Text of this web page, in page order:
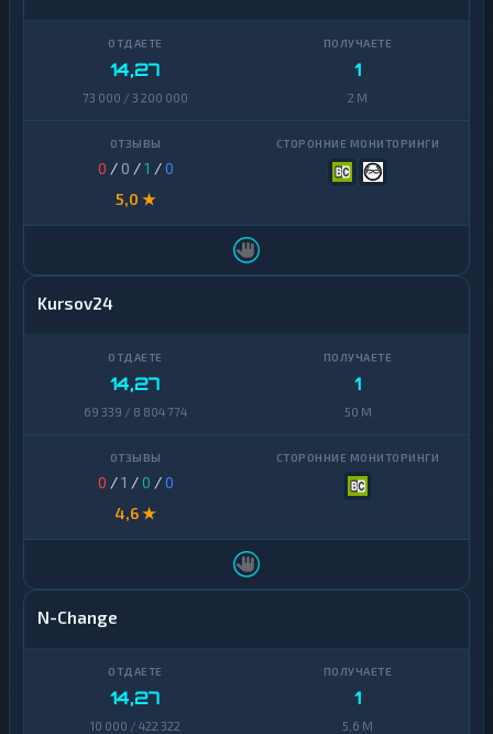
14,27
73 000 / 3 200 000
1
2 M
0 / 0 /1 /0
5,0 ★
Kursov24
14,27
69 339 / 8 804 774
1
50 M
0 /1 /0 /0
4,6 ★
N-Change
14,27
10 000 / 422 322
1
5,6 M